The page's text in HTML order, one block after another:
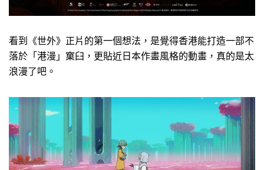
看到《世外》正片的第一個想法，是覺得香港能打造一部不
落於「港漫」窠臼，更貼近日本作畫風格的動畫，真的是太
浪漫了吧。